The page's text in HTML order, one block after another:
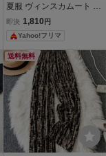
夏服 ヴィンスカムート サ
ロペット L モノトーン ボ
タニカル オールインワン
即決 1,810 円
Yahoo!フリマ
送料無料